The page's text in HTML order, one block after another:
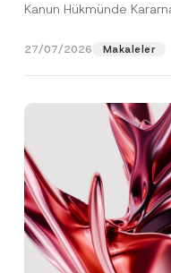
Kanun Hükmünde
27/07/2026 Makaleler